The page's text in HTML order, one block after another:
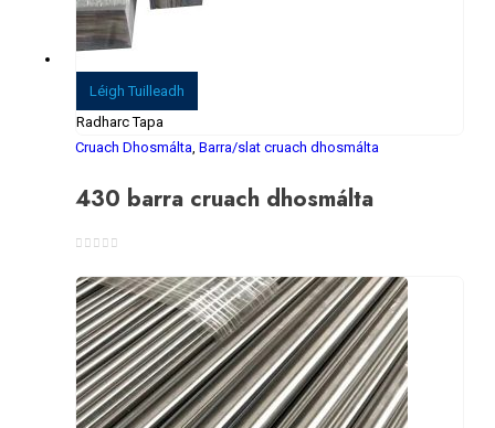
Léigh Tuilleadh
Radharc Tapa
Cruach Dhosmálta, Barra/slat cruach dhosmálta
430 barra cruach dhosmálta